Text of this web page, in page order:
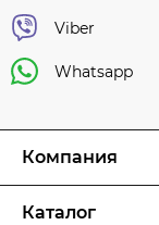
Viber
Whatsapp
Компания
Каталог